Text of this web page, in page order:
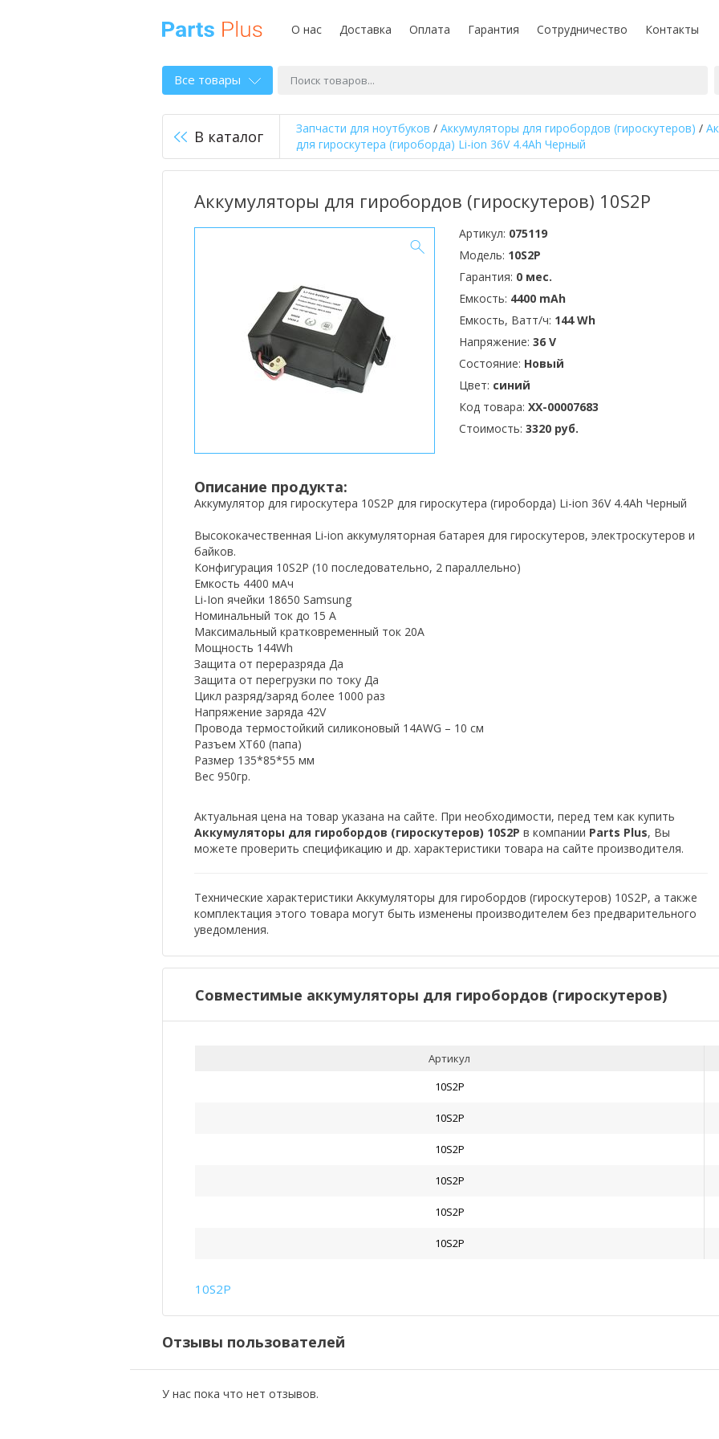
О нас Доставка Оплата Гарантия Сотрудничество Контакты
Все товары
В каталог Запчасти для ноутбуков / Аккумуляторы для гиробордов (гироскутеров) /
для гироскутера (гироборда) Li-ion 36V 4.4Ah Черный
Аккумуляторы для гиробордов (гироскутеров) 10S2P
Артикул: 075119
Модель: 10S2P
Гарантия: 0 мес.
Емкость: 4400 mAh
Емкость, Ватт/ч: 144 Wh
Напряжение: 36 V
Состояние: Новый
Цвет: синий
Код товара: XX-00007683
Стоимость: 3320 руб.
Описание продукта:
Аккумулятор для гироскутера 10S2P для гироскутера (гироборда) Li-ion 36V 4.4Ah Черный
Высококачественная Li-ion аккумуляторная батарея для гироскутеров, электроскутеров и
байков.
Конфигурация 10S2P (10 последовательно, 2 параллельно)
Емкость 4400 мАч
Li-Ion ячейки 18650 Samsung
Номинальный ток до 15 А
Максимальный кратковременный ток 20А
Мощность 144Wh
Защита от переразряда Да
Защита от перегрузки по току Да
Цикл разряд/заряд более 1000 раз
Напряжение заряда 42V
Провода термостойкий силиконовый 14AWG – 10 см
Разъем XT60 (папа)
Размер 135*85*55 мм
Вес 950гр.
Актуальная цена на товар указана на сайте. При необходимости, перед тем как купить
Аккумуляторы для гиробордов (гироскутеров) 10S2P в компании Parts Plus, Вы
можете проверить спецификацию и др. характеристики товара на сайте производителя.
Технические характеристики Аккумуляторы для гиробордов (гироскутеров) 10S2P, а также
комплектация этого товара могут быть изменены производителем без предварительного
уведомления.
Совместимые аккумуляторы для гиробордов (гироскутеров)
Артикул
10S2P
10S2P
10S2P
10S2P
10S2P
10S2P
10S2P
Отзывы пользователей
У нас пока что нет отзывов.